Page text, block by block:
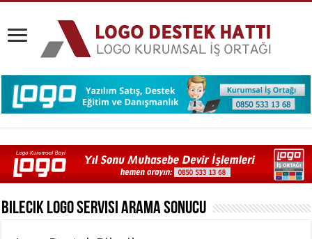
Bilecik Logo ServisiArama Sonucu